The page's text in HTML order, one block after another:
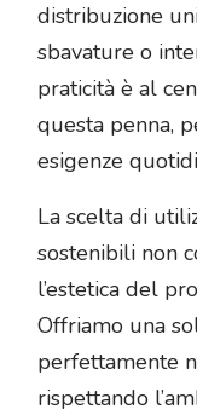
distribuzione
sbavature o
praticità è al
questa penna,
esigenze
La scelta di
sostenibili non
l’estetica del
Offriamo una
perfettamente
rispettando